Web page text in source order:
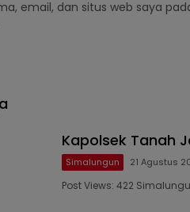
email, dan situs web saya
Kapolsek Tanah
Simalungun 21 Agustus
Post Views: 422